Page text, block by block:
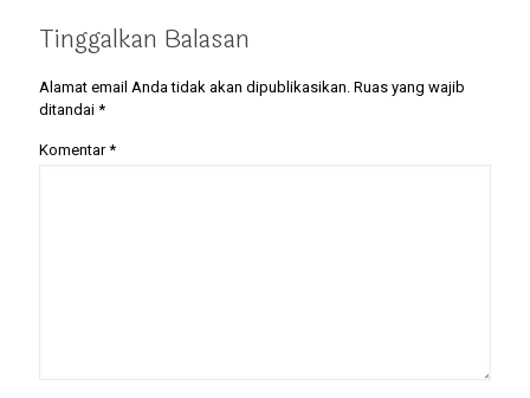
Tinggalkan Balasan
Alamat email Anda tidak akan dipublikasikan. Ruas yang wajib
ditandai *
Komentar*